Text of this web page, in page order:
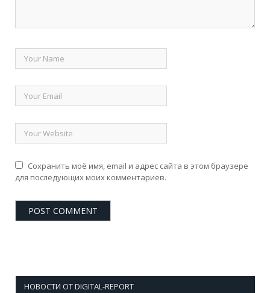
Сохранить моё имя, email и адрес сайта в этом браузере
для последующих моих комментариев.
НОВОСТИ ОТ DIGITAL-REPORT